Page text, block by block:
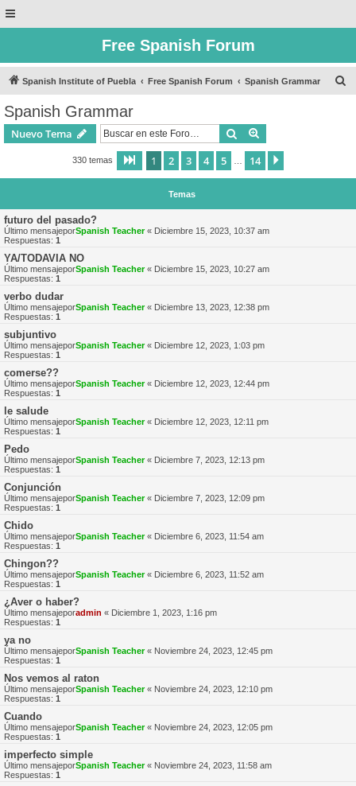
Free Spanish Forum
Spanish Institute of Puebla Free Spanish Forum Spanish Grammar
Spanish Grammar
Nuevo Tema Buscar
330 temas Página de 14
1 2 3 4 5 14
Temas
futuro del pasado?
Último mensajeporSpanish Teacher« Diciembre 15, 2023, 10:37 am
Respuestas: 1
YA/TODAVIA NO
Último mensajeporSpanish Teacher« Diciembre 15, 2023, 10:27 am
Respuestas: 1
verbo dudar
Último mensajeporSpanish Teacher« Diciembre 13, 2023, 12:38 pm
Respuestas: 1
subjuntivo
Último mensajeporSpanish Teacher« Diciembre 12, 2023, 1:03 pm
Respuestas: 1
comerse??
Último mensajeporSpanish Teacher« Diciembre 12, 2023, 12:44 pm
Respuestas: 1
le salude
Último mensajeporSpanish Teacher« Diciembre 12, 2023, 12:11 pm
Respuestas: 1
Pedo
Último mensajeporSpanish Teacher« Diciembre 7, 2023, 12:13 pm
Respuestas: 1
Conjunción
Último mensajeporSpanish Teacher« Diciembre 7, 2023, 12:09 pm
Respuestas: 1
Chido
Último mensajeporSpanish Teacher« Diciembre 6, 2023, 11:54 am
Respuestas: 1
Chingon??
Último mensajeporSpanish Teacher« Diciembre 6, 2023, 11:52 am
Respuestas: 1
¿Aver o haber?
Último mensajeporadmin « Diciembre 1, 2023, 1:16 pm
Respuestas: 1
ya no
Último mensajeporSpanish Teacher« Noviembre 24, 2023, 12:45 pm
Respuestas: 1
Nos vemos al raton
Último mensajeporSpanish Teacher« Noviembre 24, 2023, 12:10 pm
Respuestas: 1
Cuando
Último mensajeporSpanish Teacher« Noviembre 24, 2023, 12:05 pm
Respuestas: 1
imperfecto simple
Último mensajeporSpanish Teacher« Noviembre 24, 2023, 11:58 am
Respuestas: 1